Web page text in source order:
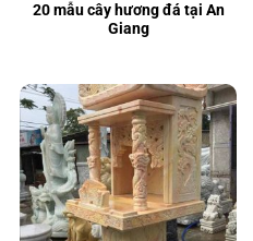
20 mẫu cây hương đá tại An
Giang